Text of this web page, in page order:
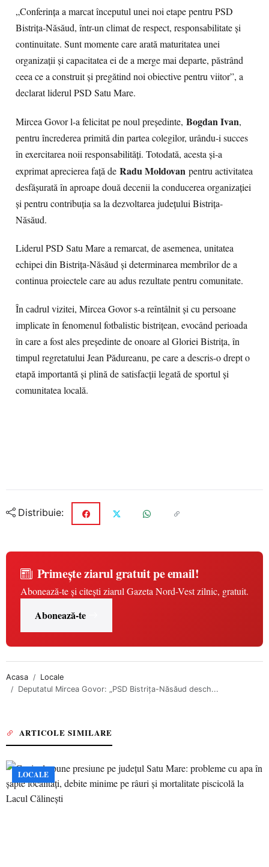
„Conferința a marcat începutul unei noi etape pentru PSD
Bistrița-Năsăud, într-un climat de respect, responsabilitate și
continuitate. Sunt momente care arată maturitatea unei
organizații și capacitatea ei de a merge mai departe, păstrând
ceea ce a construit și pregătind noi obiective pentru viitor”, a
declarat liderul PSD Satu Mare.
Mircea Govor l-a felicitat pe noul președinte, Bogdan Ivan,
pentru încrederea primită din partea colegilor, urându-i succes
în exercitarea noii responsabilități. Totodată, acesta și-a
exprimat aprecierea față de Radu Moldovan pentru activitatea
desfășurată în aproape două decenii la conducerea organizației
și pentru contribuția sa la dezvoltarea județului Bistrița-
Năsăud.
Liderul PSD Satu Mare a remarcat, de asemenea, unitatea
echipei din Bistrița-Năsăud și determinarea membrilor de a
continua proiectele care au adus rezultate pentru comunitate.
În cadrul vizitei, Mircea Govor s-a reîntâlnit și cu persoane
implicate în fenomenul fotbalistic bistrițean, evocând perioada
în care a fost ales președinte de onoare al Gloriei Bistrița, în
timpul regretatului Jean Pădureanu, pe care a descris-o drept o
etapă importantă și plină de satisfacții legată de sportul și
comunitatea locală.
Distribuie:
Primește ziarul gratuit pe email!
Abonează-te și citești ziarul Gazeta Nord-Vest zilnic, gratuit.
Abonează-te
Acasa
Locale
Deputatul Mircea Govor: „PSD Bistrița-Năsăud desch...
ARTICOLE SIMILARE
LOCALE